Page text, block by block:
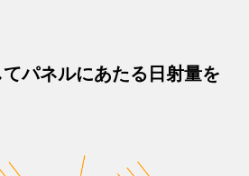
パネルにあたる日射量を